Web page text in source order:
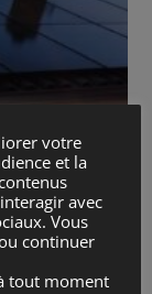
votre
et la
avec
Vous
continuer
tout moment